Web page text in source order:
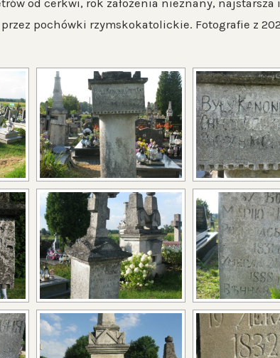
od cerkwi, rok założenia nieznany,
pochówki rzymskokatolickie. Fotografie z